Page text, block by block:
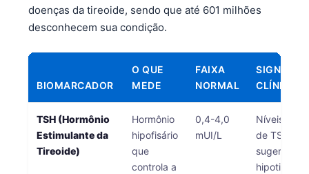
doenças da tireoide, sendo que até 601 milhões
desconhecem sua condição.
BIOMARCADOR
O QUE
MEDE
FAIXA
NORMAL
CLÍNICO
TSH (Hormônio
Estimulante da
Tireoide)
Hormônio
hipofisário
que
controla a
0,4-4,0
mUI/L
Níveis
de TSH
sugerem
తెలుగు
தமிழ்
ગુજરાતી
ಕನ್ನಡ
Bahasa Melayu
Tiếng Việt